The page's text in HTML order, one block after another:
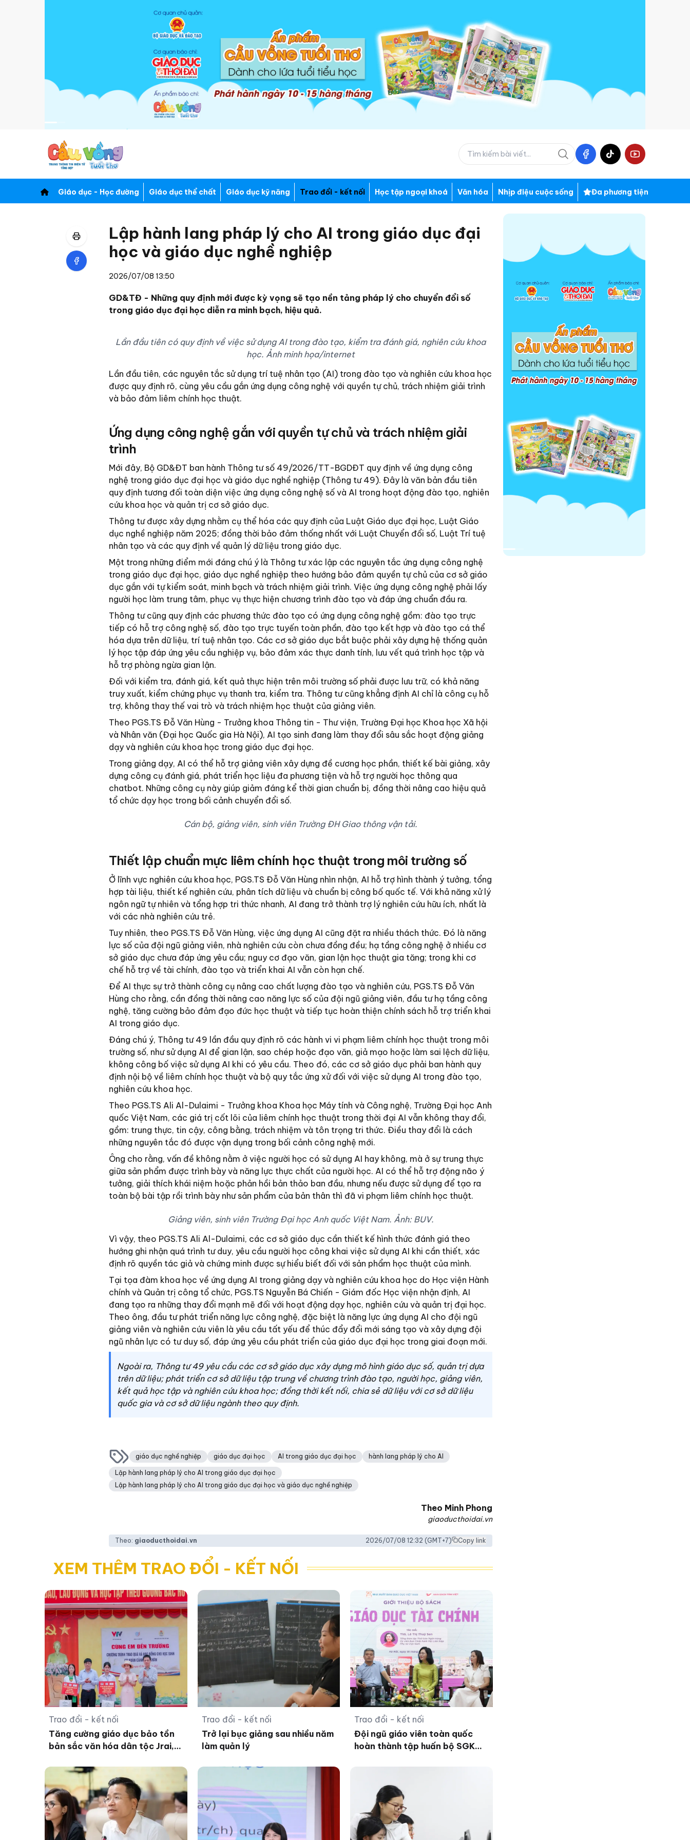
Giáo dục - Học đường Giáo dục thể chất Giáo dục kỹ năng Trao đổi - kết nối Học tập ngoại khoá Văn hóa Nhịp điệu cuộc sống Đa phương tiện
Lập hành lang pháp lý cho AI trong giáo dục đại
học và giáo dục nghề nghiệp
2026/07/08 13:50
GD&TĐ - Những quy định mới được kỳ vọng sẽ tạo nền tảng pháp lý cho chuyển đổi số
trong giáo dục đại học diễn ra minh bạch, hiệu quả.
Lần đầu tiên có quy định về việc sử dụng AI trong đào tạo, kiểm tra đánh giá, nghiên cứu khoa
học. Ảnh minh họa/internet
Lần đầu tiên, các nguyên tắc sử dụng trí tuệ nhân tạo (AI) trong đào tạo và nghiên cứu khoa học
được quy định rõ, cùng yêu cầu gắn ứng dụng công nghệ với quyền tự chủ, trách nhiệm giải trình
và bảo đảm liêm chính học thuật.
Ứng dụng công nghệ gắn với quyền tự chủ và trách nhiệm giải
trình
Mới đây, Bộ GD&ĐT ban hành Thông tư số 49/2026/TT-BGDĐT quy định về ứng dụng công
nghệ trong giáo dục đại học và giáo dục nghề nghiệp (Thông tư 49). Đây là văn bản đầu tiên
quy định tương đối toàn diện việc ứng dụng công nghệ số và AI trong hoạt động đào tạo, nghiên
cứu khoa học và quản trị cơ sở giáo dục.
Thông tư được xây dựng nhằm cụ thể hóa các quy định của Luật Giáo dục đại học, Luật Giáo
dục nghề nghiệp năm 2025; đồng thời bảo đảm thống nhất với Luật Chuyển đổi số, Luật Trí tuệ
nhân tạo và các quy định về quản lý dữ liệu trong giáo dục.
Một trong những điểm mới đáng chú ý là Thông tư xác lập các nguyên tắc ứng dụng công nghệ
trong giáo dục đại học, giáo dục nghề nghiệp theo hướng bảo đảm quyền tự chủ của cơ sở giáo
dục gắn với tự kiểm soát, minh bạch và trách nhiệm giải trình. Việc ứng dụng công nghệ phải lấy
người học làm trung tâm, phục vụ thực hiện chương trình đào tạo và đáp ứng chuẩn đầu ra.
Thông tư cũng quy định các phương thức đào tạo có ứng dụng công nghệ gồm: đào tạo trực
tiếp có hỗ trợ công nghệ số, đào tạo trực tuyến toàn phần, đào tạo kết hợp và đào tạo cá thể
hóa dựa trên dữ liệu, trí tuệ nhân tạo. Các cơ sở giáo dục bắt buộc phải xây dựng hệ thống quản
lý học tập đáp ứng yêu cầu nghiệp vụ, bảo đảm xác thực danh tính, lưu vết quá trình học tập và
hỗ trợ phòng ngừa gian lận.
Đối với kiểm tra, đánh giá, kết quả thực hiện trên môi trường số phải được lưu trữ, có khả năng
truy xuất, kiểm chứng phục vụ thanh tra, kiểm tra. Thông tư cũng khẳng định AI chỉ là công cụ hỗ
trợ, không thay thế vai trò và trách nhiệm học thuật của giảng viên.
Theo PGS.TS Đỗ Văn Hùng - Trưởng khoa Thông tin - Thư viện, Trường Đại học Khoa học Xã hội
và Nhân văn (Đại học Quốc gia Hà Nội), AI tạo sinh đang làm thay đổi sâu sắc hoạt động giảng
dạy và nghiên cứu khoa học trong giáo dục đại học.
Trong giảng dạy, AI có thể hỗ trợ giảng viên xây dựng đề cương học phần, thiết kế bài giảng, xây
dựng công cụ đánh giá, phát triển học liệu đa phương tiện và hỗ trợ người học thông qua
chatbot. Những công cụ này giúp giảm đáng kể thời gian chuẩn bị, đồng thời nâng cao hiệu quả
tổ chức dạy học trong bối cảnh chuyển đổi số.
Cán bộ, giảng viên, sinh viên Trường ĐH Giao thông vận tải.
Thiết lập chuẩn mực liêm chính học thuật trong môi trường số
Ở lĩnh vực nghiên cứu khoa học, PGS.TS Đỗ Văn Hùng nhìn nhận, AI hỗ trợ hình thành ý tưởng, tổng
hợp tài liệu, thiết kế nghiên cứu, phân tích dữ liệu và chuẩn bị công bố quốc tế. Với khả năng xử lý
ngôn ngữ tự nhiên và tổng hợp tri thức nhanh, AI đang trở thành trợ lý nghiên cứu hữu ích, nhất là
với các nhà nghiên cứu trẻ.
Tuy nhiên, theo PGS.TS Đỗ Văn Hùng, việc ứng dụng AI cũng đặt ra nhiều thách thức. Đó là năng
lực số của đội ngũ giảng viên, nhà nghiên cứu còn chưa đồng đều; hạ tầng công nghệ ở nhiều cơ
sở giáo dục chưa đáp ứng yêu cầu; nguy cơ đạo văn, gian lận học thuật gia tăng; trong khi cơ
chế hỗ trợ về tài chính, đào tạo và triển khai AI vẫn còn hạn chế.
Để AI thực sự trở thành công cụ nâng cao chất lượng đào tạo và nghiên cứu, PGS.TS Đỗ Văn
Hùng cho rằng, cần đồng thời nâng cao năng lực số của đội ngũ giảng viên, đầu tư hạ tầng công
nghệ, tăng cường bảo đảm đạo đức học thuật và tiếp tục hoàn thiện chính sách hỗ trợ triển khai
AI trong giáo dục.
Đáng chú ý, Thông tư 49 lần đầu quy định rõ các hành vi vi phạm liêm chính học thuật trong môi
trường số, như sử dụng AI để gian lận, sao chép hoặc đạo văn, giả mạo hoặc làm sai lệch dữ liệu,
không công bố việc sử dụng AI khi có yêu cầu. Theo đó, các cơ sở giáo dục phải ban hành quy
định nội bộ về liêm chính học thuật và bộ quy tắc ứng xử đối với việc sử dụng AI trong đào tạo,
nghiên cứu khoa học.
Theo PGS.TS Ali Al-Dulaimi - Trưởng khoa Khoa học Máy tính và Công nghệ, Trường Đại học Anh
quốc Việt Nam, các giá trị cốt lõi của liêm chính học thuật trong thời đại AI vẫn không thay đổi,
gồm: trung thực, tin cậy, công bằng, trách nhiệm và tôn trọng tri thức. Điều thay đổi là cách
những nguyên tắc đó được vận dụng trong bối cảnh công nghệ mới.
Ông cho rằng, vấn đề không nằm ở việc người học có sử dụng AI hay không, mà ở sự trung thực
giữa sản phẩm được trình bày và năng lực thực chất của người học. AI có thể hỗ trợ động não ý
tưởng, giải thích khái niệm hoặc phản hồi bản thảo ban đầu, nhưng nếu được sử dụng để tạo ra
toàn bộ bài tập rồi trình bày như sản phẩm của bản thân thì đã vi phạm liêm chính học thuật.
Giảng viên, sinh viên Trường Đại học Anh quốc Việt Nam. Ảnh: BUV.
Vì vậy, theo PGS.TS Ali Al-Dulaimi, các cơ sở giáo dục cần thiết kế hình thức đánh giá theo
hướng ghi nhận quá trình tư duy, yêu cầu người học công khai việc sử dụng AI khi cần thiết, xác
định rõ quyền tác giả và chứng minh được sự hiểu biết đối với sản phẩm học thuật của mình.
Tại tọa đàm khoa học về ứng dụng AI trong giảng dạy và nghiên cứu khoa học do Học viện Hành
chính và Quản trị công tổ chức, PGS.TS Nguyễn Bá Chiến - Giám đốc Học viện nhận định, AI
đang tạo ra những thay đổi mạnh mẽ đối với hoạt động dạy học, nghiên cứu và quản trị đại học.
Theo ông, đầu tư phát triển năng lực công nghệ, đặc biệt là năng lực ứng dụng AI cho đội ngũ
giảng viên và nghiên cứu viên là yêu cầu tất yếu để thúc đẩy đổi mới sáng tạo và xây dựng đội
ngũ nhân lực có tư duy số, đáp ứng yêu cầu phát triển của giáo dục đại học trong giai đoạn mới.
Ngoài ra, Thông tư 49 yêu cầu các cơ sở giáo dục xây dựng mô hình giáo dục số, quản trị dựa
trên dữ liệu; phát triển cơ sở dữ liệu tập trung về chương trình đào tạo, người học, giảng viên,
kết quả học tập và nghiên cứu khoa học; đồng thời kết nối, chia sẻ dữ liệu với cơ sở dữ liệu
quốc gia và cơ sở dữ liệu ngành theo quy định.
giáo dục nghề nghiệp giáo dục đại học AI trong giáo dục đại học hành lang pháp lý cho AI
Lập hành lang pháp lý cho AI trong giáo dục đại học
Lập hành lang pháp lý cho AI trong giáo dục đại học và giáo dục nghề nghiệp
Theo Minh Phong
giaoducthoidai.vn
Theo: giaoducthoidai.vn 2026/07/08 12:32 (GMT+7) Copy link
XEM THÊM TRAO ĐỔI - KẾT NỐI
Trao đổi - kết nối
Tăng cường giáo dục bảo tồn
bản sắc văn hóa dân tộc Jrai,
Trao đổi - kết nối
Trở lại bục giảng sau nhiều năm
làm quản lý
Trao đổi - kết nối
Đội ngũ giáo viên toàn quốc
hoàn thành tập huấn bộ SGK